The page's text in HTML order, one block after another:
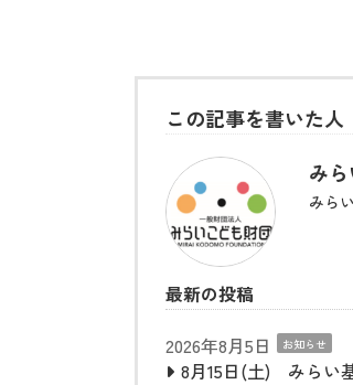
この記事を書いた人
み
みら
最新の投稿
2026年8月5日
お知らせ
8月15日(土) みらい